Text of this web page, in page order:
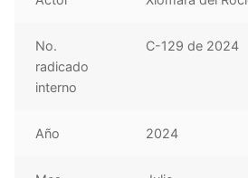
No.
radicado
interno
C-129 de 2024
Año 2024